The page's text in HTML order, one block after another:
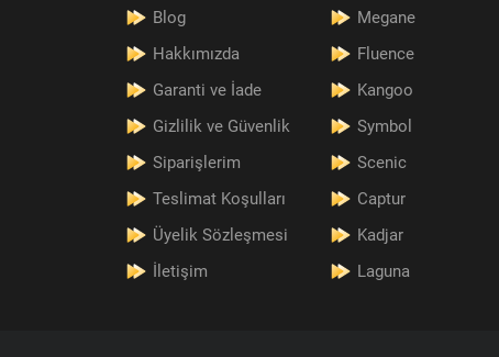
Blog
Hakkımızda
Garanti ve İade
Gizlilik ve Güvenlik
Siparişlerim
Teslimat Koşulları
Üyelik Sözleşmesi
İletişim
Megane
Fluence
Kangoo
Symbol
Scenic
Captur
Kadjar
Laguna